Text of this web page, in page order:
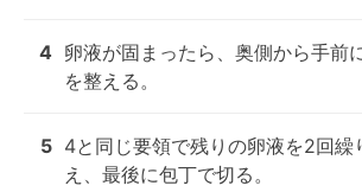
4 卵液が固まったら、奥側から手前
を整える。
5 4と同じ要領で残りの卵液を2回繰
え、最後に包丁で切る。